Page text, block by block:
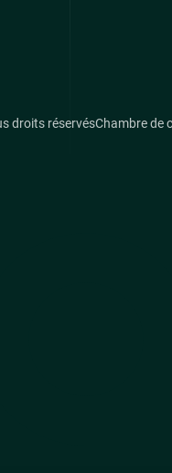
droits réservésChambre de